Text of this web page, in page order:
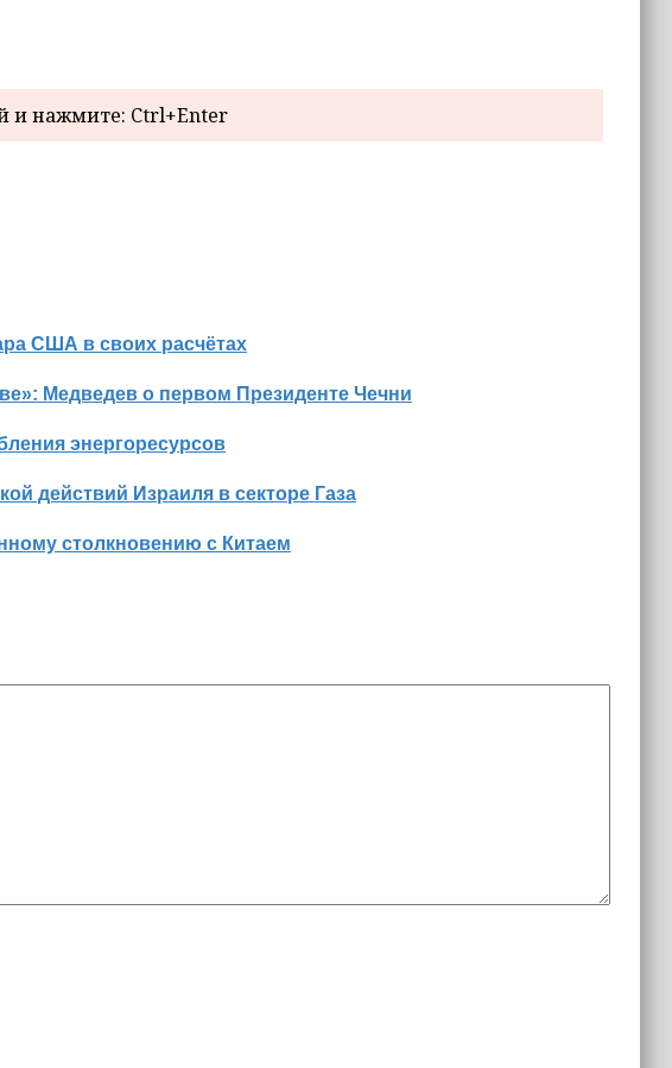
и нажмите: Ctrl+Enter
США в своих расчётах
Медведев о первом Президенте Чечни
энергоресурсов
действий Израиля в секторе Газа
столкновению с Китаем